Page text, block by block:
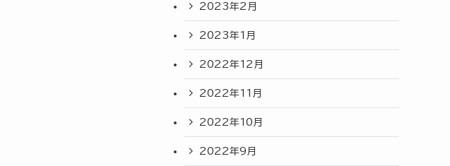
2023年2月
2023年1月
2022年12月
2022年11月
2022年10月
2022年9月